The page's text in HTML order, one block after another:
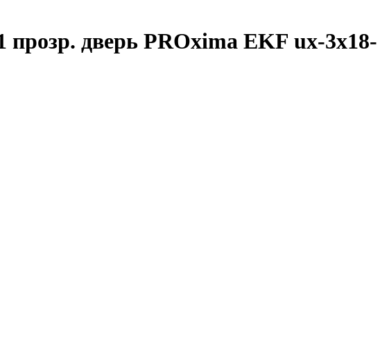
дверь PROxima EKF ux-3x18-